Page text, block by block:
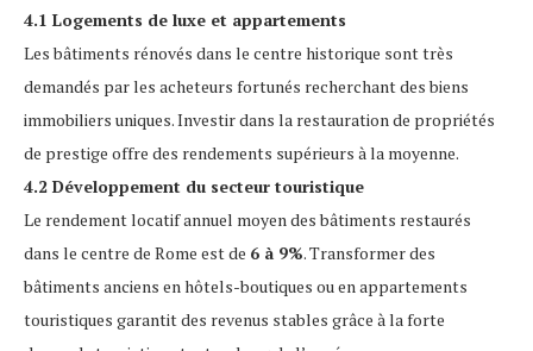
4.1 Logements de luxe et appartements
Les bâtiments rénovés dans le centre historique sont très
demandés par les acheteurs fortunés recherchant des biens
immobiliers uniques. Investir dans la restauration de propriétés
de prestige offre des rendements supérieurs à la moyenne.
4.2 Développement du secteur touristique
Le rendement locatif annuel moyen des bâtiments restaurés
dans le centre de Rome est de 6 à 9%. Transformer des
bâtiments anciens en hôtels-boutiques ou en appartements
touristiques garantit des revenus stables grâce à la forte